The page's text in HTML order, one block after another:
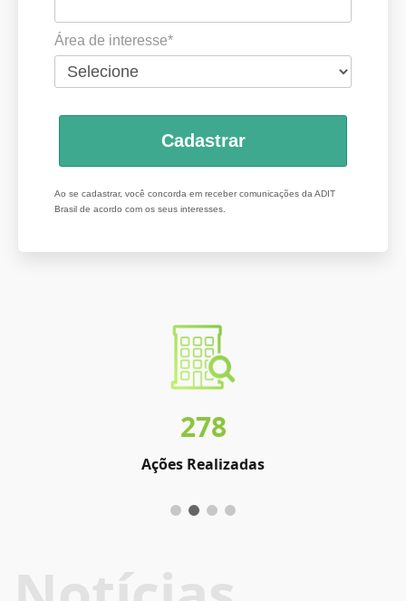
Área de interesse*
Cadastrar
Ao se cadastrar, você concorda em receber comunicações da ADIT
Brasil de acordo com os seus interesses.
278
Ações Realizadas